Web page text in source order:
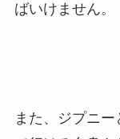
ばいけません。
また、ジプニ